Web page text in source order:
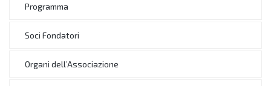
Programma
Soci Fondatori
Organi dell’Associazione